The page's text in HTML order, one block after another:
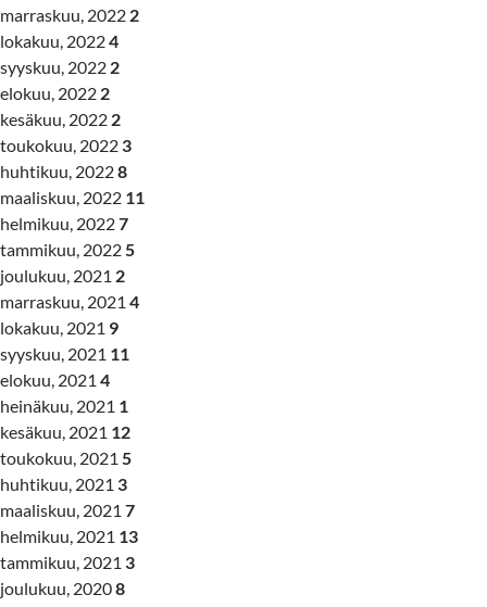
marraskuu, 2022 2
lokakuu, 20224
syyskuu, 2022 2
elokuu, 2022 2
kesäkuu, 2022 2
toukokuu, 2022 3
huhtikuu, 20228
maaliskuu, 2022 11
helmikuu, 20227
tammikuu, 2022 5
joulukuu, 2021 2
marraskuu, 2021 4
lokakuu, 2021 9
syyskuu, 2021 11
elokuu, 2021 4
heinäkuu, 2021 1
kesäkuu, 2021 12
toukokuu, 2021 5
huhtikuu, 2021 3
maaliskuu, 2021 7
helmikuu, 2021 13
tammikuu, 2021 3
joulukuu, 20208